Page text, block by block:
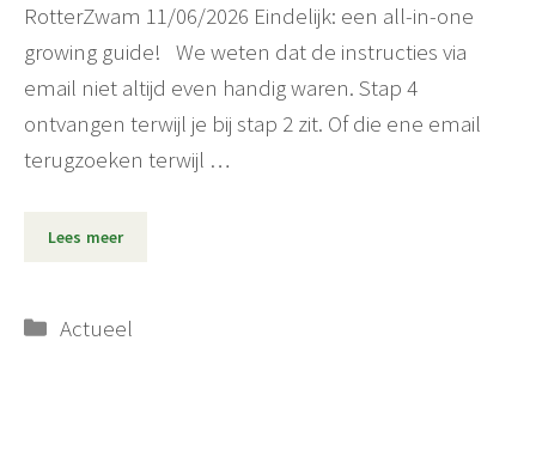
RotterZwam 11/06/2026 Eindelijk: een all-in-one
growing guide! We weten dat de instructies via
email niet altijd even handig waren. Stap 4
ontvangen terwijl je bij stap 2 zit. Of die ene email
terugzoeken terwijl …
Lees meer
Categorieën
Actueel